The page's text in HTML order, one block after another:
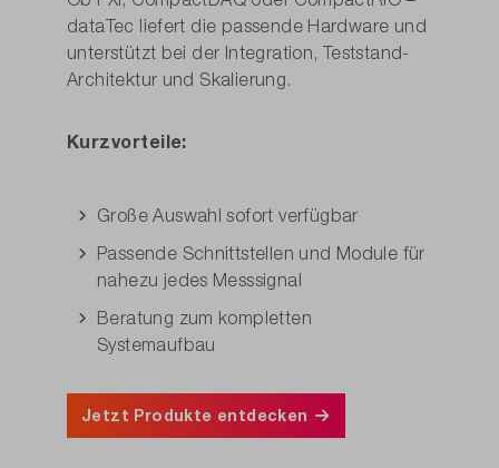
dataTec liefert die passende Hardware und
unterstützt bei der Integration, Teststand-
Architektur und Skalierung.
Kurzvorteile:
Große Auswahl sofort verfügbar
Passende Schnittstellen und Module für
nahezu jedes Messsignal
Beratung zum kompletten
Systemaufbau
Jetzt Produkte entdecken